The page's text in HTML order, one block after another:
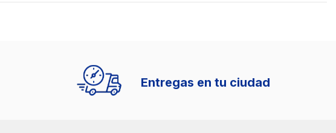
Medios de pago